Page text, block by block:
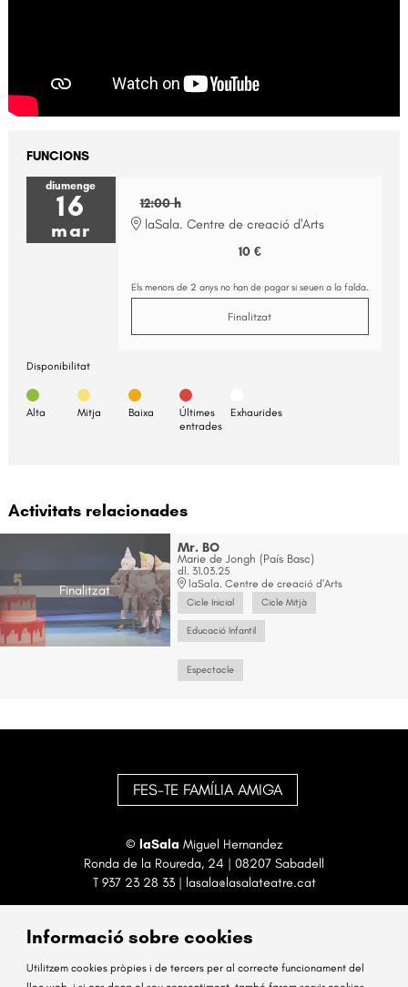
FUNCIONS
diumenge
16
mar
12:00 h
laSala. Centre de creació d'Arts
10 €
Els menors de 2 anys no han de pagar si seuen a la falda.
Finalitzat
Disponibilitat
Alta Mitja Baixa
Últimes
entrades
Exhaurides
Activitats relacionades
Finalitzat
Mr. BO
Marie de Jongh (País Basc)
dl. 31.03.25
laSala. Centre de creació d'Arts
Cicle Inicial Cicle Mitjà
Educació Infantil
Espectacle
FES-TE FAMÍLIA AMIGA
© laSala Miguel Hernandez
Ronda de la Roureda, 24 | 08207 Sabadell
T 937 23 28 33| lasala@lasalateatre.cat
Informació sobre cookies
Utilitzem cookies pròpies i de tercers per al correcte funcionament del